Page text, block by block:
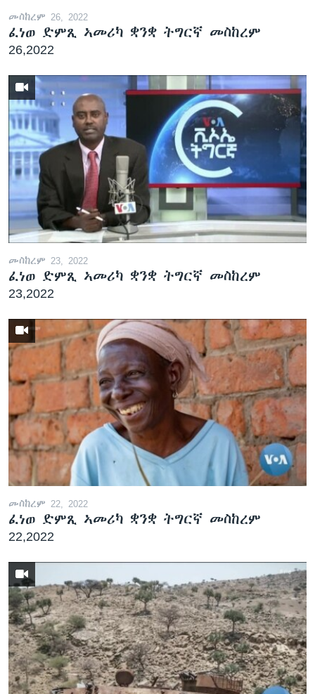
መስከረም 26, 2022
ፈነወ ድምጺ ኣመሪካ ቋንቋ ትግርኛ መስከረም
26,2022
መስከረም 23, 2022
ፈነወ ድምጺ ኣመሪካ ቋንቋ ትግርኛ መስከረም
23,2022
መስከረም 22, 2022
ፈነወ ድምጺ ኣመሪካ ቋንቋ ትግርኛ መስከረም
22,2022